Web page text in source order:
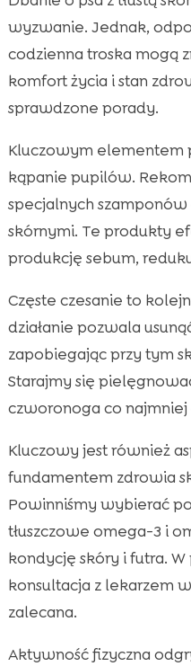
wyzwanie. Jednak,
codzienna troska mogą
komfort życia i stan
sprawdzone porady.
Kluczowym elementem
kąpanie pupilów.
specjalnych
skórnymi. Te produkty
produkcję sebum,
Częste czesanie to
działanie pozwala
zapobiegając przy tym
Starajmy się
czworonoga co
Kluczowy jest również
fundamentem zdrowia
Powinniśmy wybierać
tłuszczowe omega-3 i
kondycję skóry i futra.
konsultacja z lekarzem
zalecana.
Aktywność fizyczna